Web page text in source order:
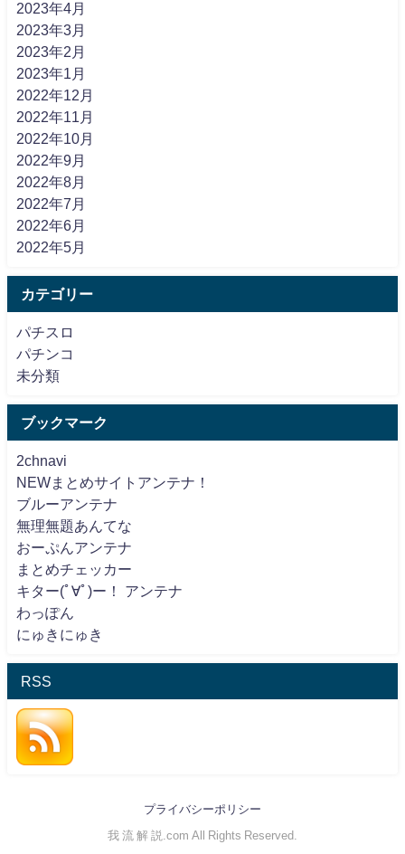
2023年4月
2023年3月
2023年2月
2023年1月
2022年12月
2022年11月
2022年10月
2022年9月
2022年8月
2022年7月
2022年6月
2022年5月
カテゴリー
パチスロ
パチンコ
未分類
ブックマーク
2chnavi
NEWまとめサイトアンテナ！
ブルーアンテナ
無理無題あんてな
おーぷんアンテナ
まとめチェッカー
キター(ﾟ∀ﾟ)ー！ アンテナ
わっぽん
にゅきにゅき
RSS
プライバシーポリシー
我 流 解 説.com All Rights Reserved.